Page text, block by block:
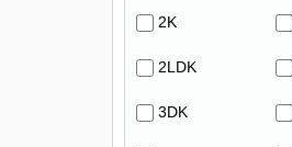
2K
2LDK
3DK